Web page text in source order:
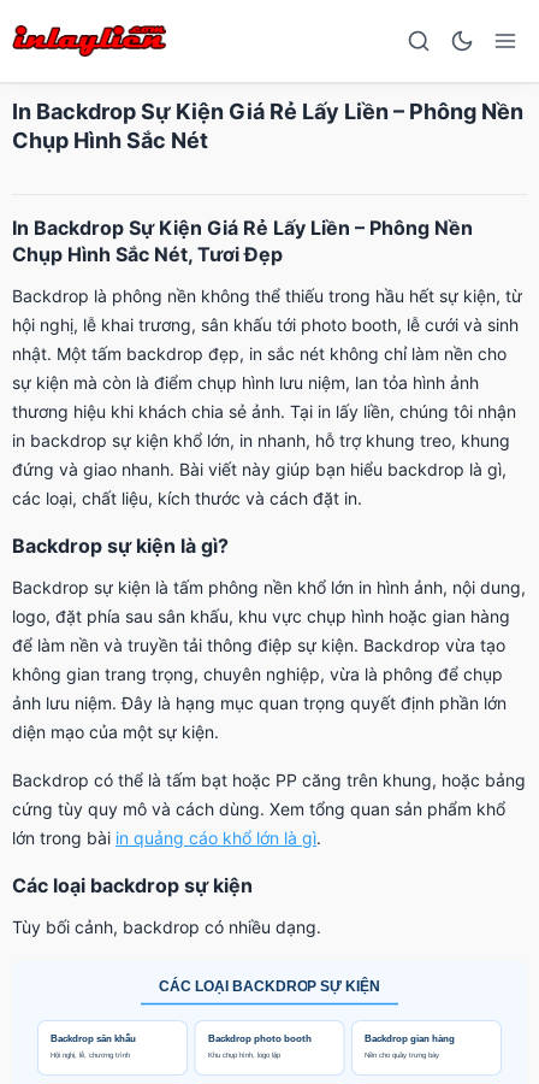
In Backdrop Sự Kiện Giá Rẻ Lấy Liền – Phông Nền
Chụp Hình Sắc Nét
In Backdrop Sự Kiện Giá Rẻ Lấy Liền – Phông Nền
Chụp Hình Sắc Nét, Tươi Đẹp
Backdrop là phông nền không thể thiếu trong hầu hết sự kiện, từ
hội nghị, lễ khai trương, sân khấu tới photo booth, lễ cưới và sinh
nhật. Một tấm backdrop đẹp, in sắc nét không chỉ làm nền cho
sự kiện mà còn là điểm chụp hình lưu niệm, lan tỏa hình ảnh
thương hiệu khi khách chia sẻ ảnh. Tại in lấy liền, chúng tôi nhận
in backdrop sự kiện khổ lớn, in nhanh, hỗ trợ khung treo, khung
đứng và giao nhanh. Bài viết này giúp bạn hiểu backdrop là gì,
các loại, chất liệu, kích thước và cách đặt in.
Backdrop sự kiện là gì?
Backdrop sự kiện là tấm phông nền khổ lớn in hình ảnh, nội dung,
logo, đặt phía sau sân khấu, khu vực chụp hình hoặc gian hàng
để làm nền và truyền tải thông điệp sự kiện. Backdrop vừa tạo
không gian trang trọng, chuyên nghiệp, vừa là phông để chụp
ảnh lưu niệm. Đây là hạng mục quan trọng quyết định phần lớn
diện mạo của một sự kiện.
Backdrop có thể là tấm bạt hoặc PP căng trên khung, hoặc bảng
cứng tùy quy mô và cách dùng. Xem tổng quan sản phẩm khổ
lớn trong bài in quảng cáo khổ lớn là gì.
Các loại backdrop sự kiện
Tùy bối cảnh, backdrop có nhiều dạng.